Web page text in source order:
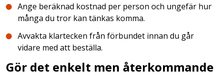
Ange beräknad kostnad per person och ungefär hur
många du tror kan tänkas komma.
Avvakta klartecken från förbundet innan du går
vidare med att beställa.
Gör det enkelt men återkommande